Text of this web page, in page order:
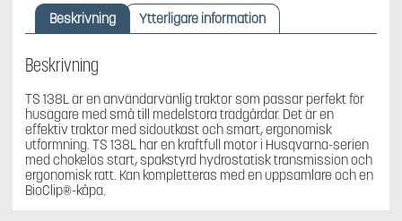
Hand-
hydrostat,
Beskrivning Ytterligare information
Beskrivning
TS 138L är en användarvänlig traktor som passar perfekt för
husägare med små till medelstora trädgårdar. Det är en
effektiv traktor med sidoutkast och smart, ergonomisk
utformning. TS 138L har en kraftfull motor i Husqvarna-serien
med chokelös start, spakstyrd hydrostatisk transmission och
ergonomisk ratt. Kan kompletteras med en uppsamlare och en
BioClip®-kåpa.